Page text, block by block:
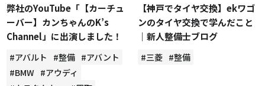
弊社のYouTube「【カーチュ
ーバー】カンちゃんのK’s
Channel」に出演しました！
#アバルト #整備 #アバント
#BMW #アウディ
【神戸でタイヤ交換】ekワゴ
ンのタイヤ交換で学んだこと
｜新人整備士ブログ
#三菱 #整備